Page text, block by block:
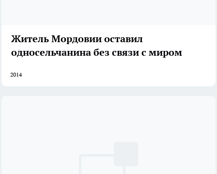
Житель Мордовии оставил
односельчанина без связи с миром
2014